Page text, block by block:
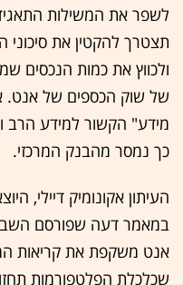
לשפר את המשילות
תצטרך להקטין את
של שוק הכספים של אנט.
מידע" הקשור למידע הרב
כך נמסר מהבנק המרכזי.
העיתון אקונומיק דיילי,
במאמר דעה שפורסם
אנט משקפת את קריאות
שכלכלת הפלטפורמות